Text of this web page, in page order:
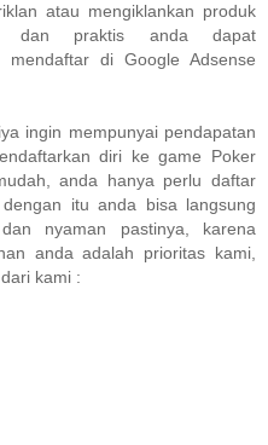
atau mengiklankan produk
dan praktis anda dapat
mendaftar di Google Adsense
ingin mempunyai pendapatan
diri ke game Poker
anda hanya perlu daftar
itu anda bisa langsung
nyaman pastinya, karena
anda adalah prioritas kami,
kami :